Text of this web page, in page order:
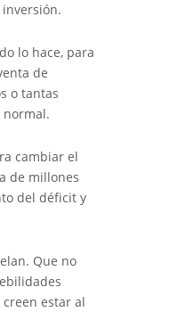
lo hace, para
de
o tantas
normal.
cambiar el
de millones
del déficit y
Que no
estar al